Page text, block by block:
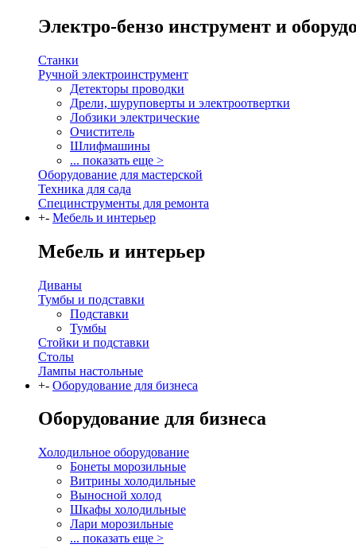
Электро-бензо инструмент и
Станки
Ручной электроинструмент
Детекторы проводки
Дрели, шуруповерты и электроотвертки
Лобзики электрические
Очиститель
Шлифмашины
... показать еще >
Оборудование для мастерской
Техника для сада
Специнструменты для ремонта
+- Мебель и интерьер
Мебель и интерьер
Диваны
Тумбы и подставки
Подставки
Тумбы
Стойки и подставки
Столы
Лампы настольные
+- Оборудование для бизнеса
Оборудование для бизнеса
Холодильное оборудование
Бонеты морозильные
Витрины холодильные
Выносной холод
Шкафы холодильные
Лари морозильные
... показать еще >